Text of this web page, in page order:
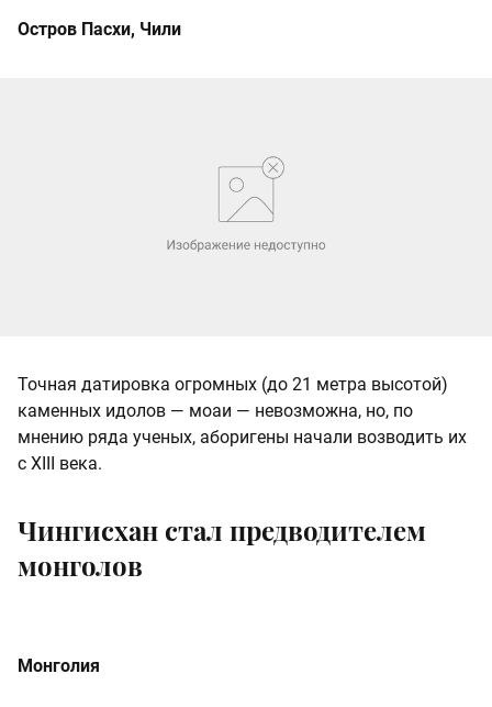
Остров Пасхи, Чили
Точная датировка огромных (до 21 метра высотой)
каменных идолов — моаи — невозможна, но, по
мнению ряда ученых, аборигены начали возводить их
с XIII века.
Чингисхан стал предводителем
монголов
Монголия